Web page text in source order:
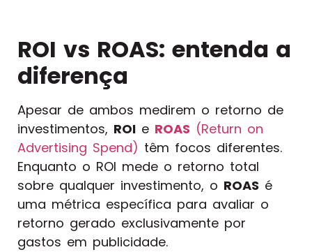
ROI vs ROAS: entenda a
diferença
Apesar de ambos medirem o retorno de
investimentos, ROI e ROAS (Return on
Advertising Spend) têm focos diferentes.
Enquanto o ROI mede o retorno total
sobre qualquer investimento, o ROAS é
uma métrica específica para avaliar o
retorno gerado exclusivamente por
gastos em publicidade.